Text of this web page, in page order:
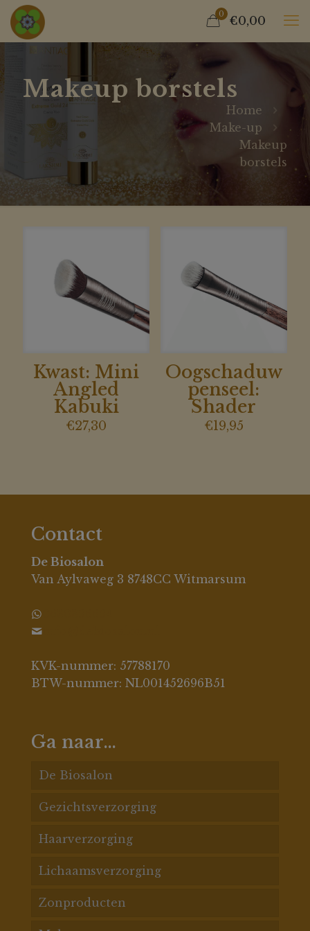
0 €0,00
Makeup borstels
Home
Make-up
Makeup
borstels
Kwast: Mini
Angled
Kabuki
€27,30
Oogschaduw
penseel:
Shader
€19,95
Contact
De Biosalon
Van Aylvaweg 3 8748CC Witmarsum
KVK-nummer: 57788170
BTW-nummer: NL001452696B51
Ga naar…
De Biosalon
De Biosalon behandelingen
Acnespecialisatie
Gezichtsbehandelingen
Massages
Gezichtsverzorging
Acne huid
Pigment
Rosacea
Haarverzorging
Haarconditioners
Haarmaskers
Lichaamsverzorging
Badproducten
Zonproducten